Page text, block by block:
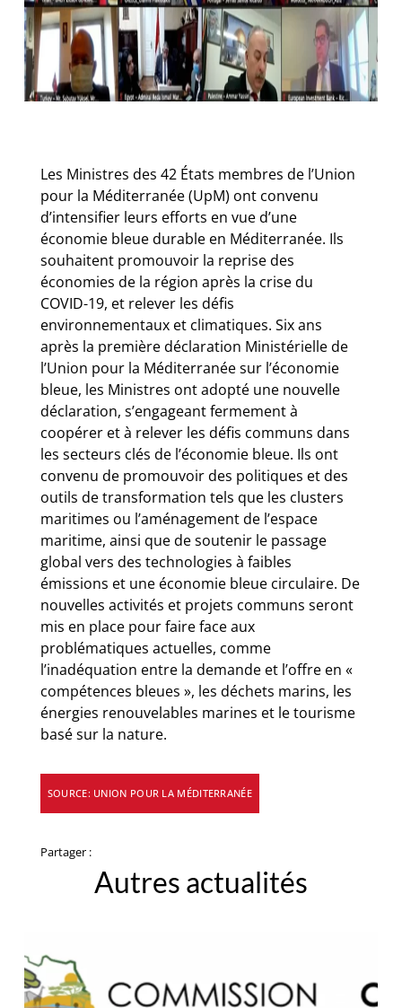
Les Ministres des 42 États membres de l’Union
pour la Méditerranée (UpM) ont convenu
d’intensifier leurs efforts en vue d’une
économie bleue durable en Méditerranée. Ils
souhaitent promouvoir la reprise des
économies de la région après la crise du
COVID-19, et relever les défis
environnementaux et climatiques. Six ans
après la première déclaration Ministérielle de
l’Union pour la Méditerranée sur l’économie
bleue, les Ministres ont adopté une nouvelle
déclaration, s’engageant fermement à
coopérer et à relever les défis communs dans
les secteurs clés de l’économie bleue. Ils ont
convenu de promouvoir des politiques et des
outils de transformation tels que les clusters
maritimes ou l’aménagement de l’espace
maritime, ainsi que de soutenir le passage
global vers des technologies à faibles
émissions et une économie bleue circulaire. De
nouvelles activités et projets communs seront
mis en place pour faire face aux
problématiques actuelles, comme
l’inadéquation entre la demande et l’offre en «
compétences bleues », les déchets marins, les
énergies renouvelables marines et le tourisme
basé sur la nature.
SOURCE: UNION POUR LA MÉDITERRANÉE
Partager :
Autres actualités